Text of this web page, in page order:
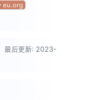
eu.org
最后更新: 2023-